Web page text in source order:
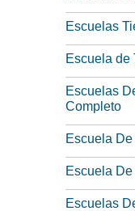
Escuelas
Escuela de
Escuelas
Completo
Escuela
Escuela
Escuelas